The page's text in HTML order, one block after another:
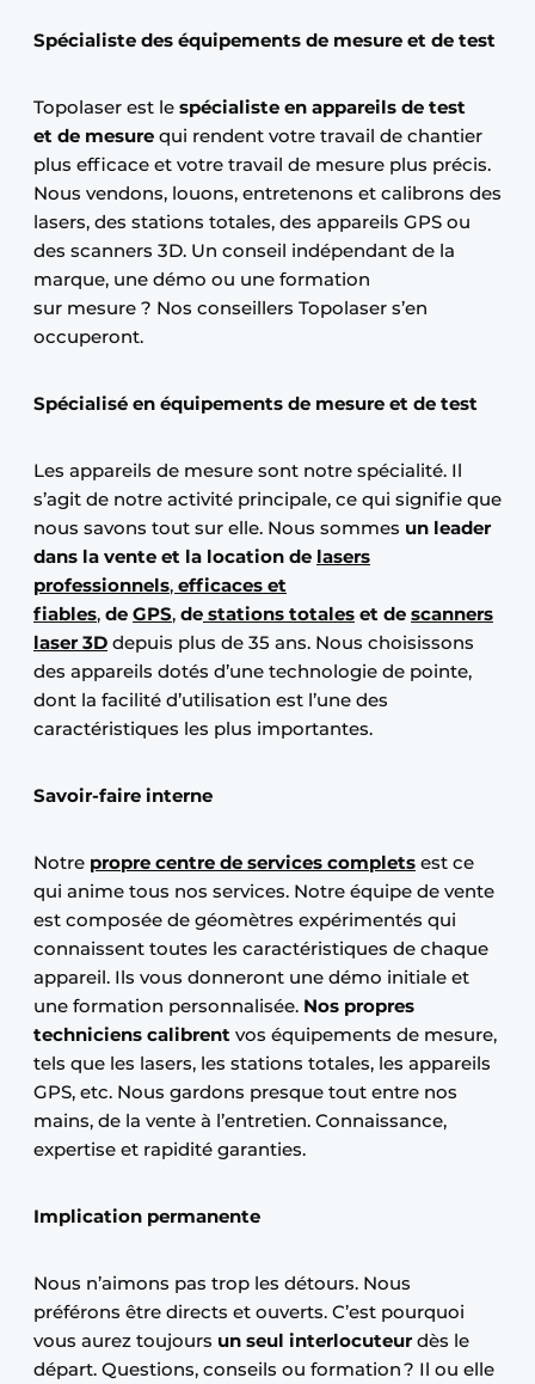
Spécialiste des équipements de mesure et de test
Topolaser est le spécialiste en appareils de test
et de mesure qui rendent votre travail de chantier
plus efficace et votre travail de mesure plus précis.
Nous vendons, louons, entretenons et calibrons des
lasers, des stations totales, des appareils GPS ou
des scanners 3D. Un conseil indépendant de la
marque, une démo ou une formation
sur mesure ? Nos conseillers Topolaser s’en
occuperont.
Spécialisé en équipements de mesure et de test
Les appareils de mesure sont notre spécialité. Il
s’agit de notre activité principale, ce qui signifie que
nous savons tout sur elle. Nous sommes un leader
dans la vente et la location de lasers
professionnels, efficaces et
fiables, de GPS, de stations totales et de scanners
laser 3D depuis plus de 35 ans. Nous choisissons
des appareils dotés d’une technologie de pointe,
dont la facilité d’utilisation est l’une des
caractéristiques les plus importantes.
Savoir-faire interne
Notre propre centre de services complets est ce
qui anime tous nos services. Notre équipe de vente
est composée de géomètres expérimentés qui
connaissent toutes les caractéristiques de chaque
appareil. Ils vous donneront une démo initiale et
une formation personnalisée. Nos propres
techniciens calibrent vos équipements de mesure,
tels que les lasers, les stations totales, les appareils
GPS, etc. Nous gardons presque tout entre nos
mains, de la vente à l’entretien. Connaissance,
expertise et rapidité garanties.
Implication permanente
Nous n’aimons pas trop les détours. Nous
préférons être directs et ouverts. C’est pourquoi
vous aurez toujours un seul interlocuteur dès le
départ. Questions, conseils ou formation ? Il ou elle